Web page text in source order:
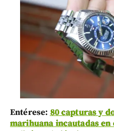
Entérese: 80 capturas y
marihuana incautadas